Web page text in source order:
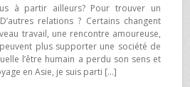
à partir ailleurs? Pour trouver un
relations ? Certains changent
travail, une rencontre amoureuse,
plus supporter une société de
l’être humain a perdu son sens et
en Asie, je suis parti […]